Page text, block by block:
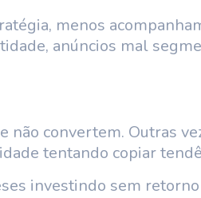
menos
anúncios mal
convertem. Outras
tentando copiar
investindo sem